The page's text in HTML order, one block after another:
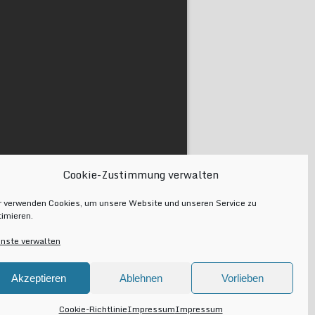
Cookie-Zustimmung verwalten
verwenden Cookies, um unsere Website und unseren Service zu
verwalten
Akzeptieren Ablehnen Vorlieben
Cookie-RichtlinieImpressumImpressum